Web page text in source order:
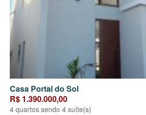
Casa Portal do Sol
R$ 1.390.000,00
4 quartos sendo 4 suíte(s)